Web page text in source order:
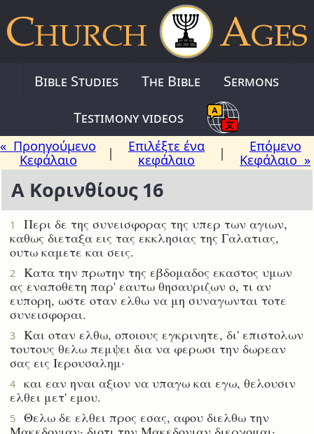
Bible Studies The Bible
Sermons
Testimony videos
« Προηγούμενο
Κεφάλαιο
|
Επιλέξτε ένα
κεφάλαιο
|
Επόμενο
Κεφάλαιο »
Α Κορινθίους 16
1
Περι δε της συνεισφορας της υπερ των αγιων,
καθως διεταξα εις τας εκκλησιας της Γαλατιας,
ουτω καμετε και σεις.
2
Κατα την πρωτην της εβδομαδος εκαστος υμων
ας εναποθετη παρ' εαυτω θησαυριζων ο, τι αν
ευπορη, ωστε οταν ελθω να μη συναγωνται τοτε
συνεισφοραι.
3
Και οταν ελθω, οποιους εγκρινητε, δι' επιστολων
τουτους θελω πεμψει δια να φερωσι την δωρεαν
σας εις Ιερουσαλημ·
4
και εαν ηναι αξιον να υπαγω και εγω, θελουσιν
ελθει μετ' εμου.
5
Θελω δε ελθει προς εσας, αφου διελθω την